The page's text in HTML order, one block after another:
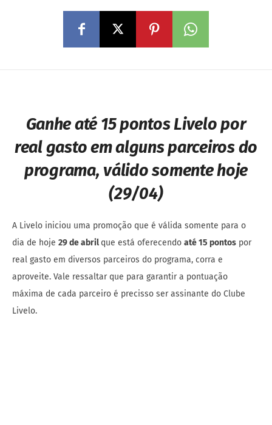
Ganhe até 15 pontos Livelo por
real gasto em alguns parceiros do
programa, válido somente hoje
(29/04)
A Livelo iniciou uma promoção que é válida somente para o
dia de hoje 29 de abril que está oferecendo até 15 pontos por
real gasto em diversos parceiros do programa, corra e
aproveite. Vale ressaltar que para garantir a pontuação
máxima de cada parceiro é precisso ser assinante do Clube
Livelo.